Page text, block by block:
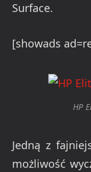
Surface.
[showads
HP
Jedną z
możliwość